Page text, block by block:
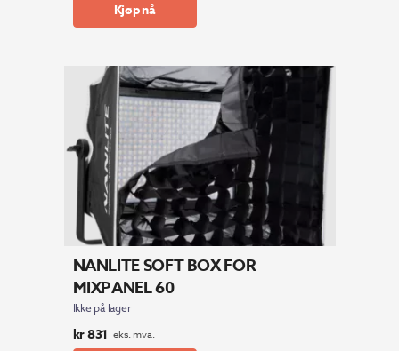
Kjøp nå
NANLITE SOFT BOX FOR
MIXPANEL 60
Ikke på lager
kr831 eks. mva.